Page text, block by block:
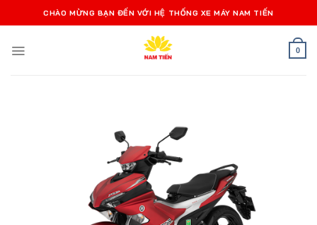
qua
dung
CHÀO MỪNG BẠN ĐẾN VỚI HỆ THỐNG XE MÁY NAM TIẾN
0